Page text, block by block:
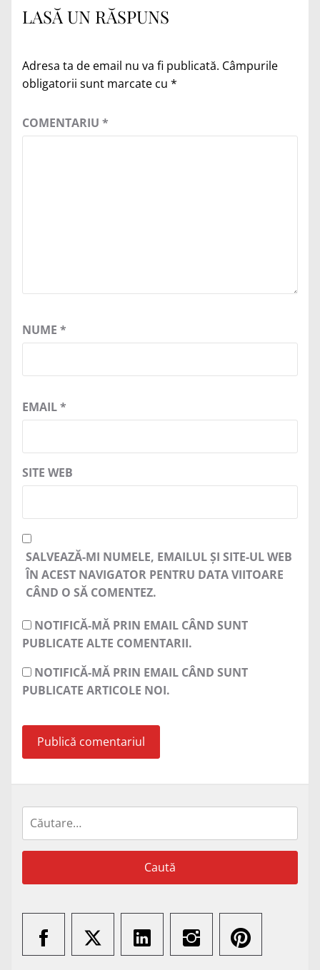
LASĂ UN RĂSPUNS
Adresa ta de email nu va fi publicată. Câmpurile
obligatorii sunt marcate cu *
COMENTARIU *
NUME *
EMAIL*
SITE WEB
SALVEAZĂ-MI NUMELE, EMAILUL ȘI SITE-UL WEB
ÎN ACEST NAVIGATOR PENTRU DATA VIITOARE
CÂND O SĂ COMENTEZ.
NOTIFICĂ-MĂ PRIN EMAIL CÂND SUNT
PUBLICATE ALTE COMENTARII.
NOTIFICĂ-MĂ PRIN EMAIL CÂND SUNT
PUBLICATE ARTICOLE NOI.
după: